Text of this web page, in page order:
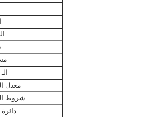
الـ MOQ
معدل
شروط
دائرة